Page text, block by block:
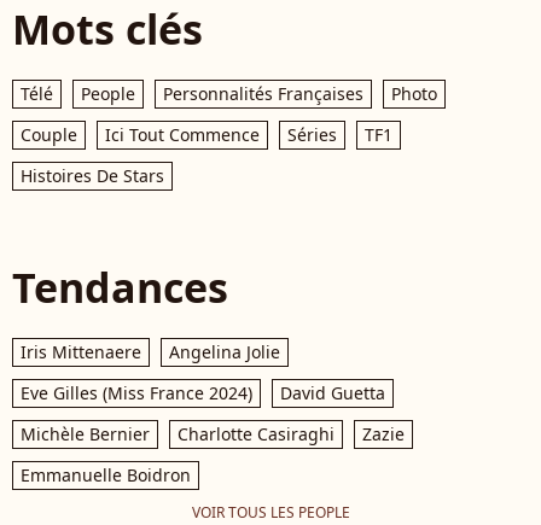
Mots clés
Télé People Personnalités Françaises
Photo
Couple
Ici Tout Commence Séries
TF1
Histoires De Stars
Tendances
Iris Mittenaere
Angelina Jolie
Eve Gilles (Miss France 2024)
David Guetta
Michèle Bernier
Charlotte Casiraghi
Zazie
Emmanuelle Boidron
VOIR TOUS LES PEOPLE